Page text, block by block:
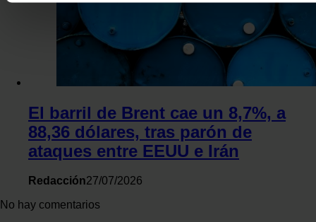
preferencias en lasección de datos. Puede cambiar o
momento en la Declaración de cookies.
Las cookies de este sitio web se usan para personalizar el
funciones de redes sociales y analizar el tráfico. Además,
web, quienes pueden combinarla con otra información que
hayan recopilado a partir del uso que haya hecho de sus
El barril de Brent cae un 8,7%, a
88,36 dólares, tras parón de
ataques entre EEUU e Irán
Redacción27/07/2026
No hay comentarios